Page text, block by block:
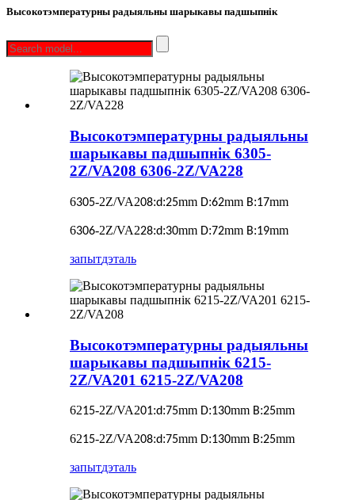
Высокотэмпературны радыяльны шарыкавы падшыпнік
Высокотэмпературны радыяльны
шарыкавы падшыпнік 6305-
2Z/VA208 6306-2Z/VA228
6305-2Z/VA208:d:25mm D:62mm B:17mm
6306-2Z/VA228:d:30mm D:72mm B:19mm
запытдэталь
Высокотэмпературны радыяльны
шарыкавы падшыпнік 6215-
2Z/VA201 6215-2Z/VA208
6215-2Z/VA201:d:75mm D:130mm B:25mm
6215-2Z/VA208:d:75mm D:130mm B:25mm
запытдэталь